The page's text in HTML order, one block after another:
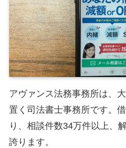
アヴァンス法務事務所は、
置く司法書士事務所です。
り、相談件数34万件以上、
誇ります。